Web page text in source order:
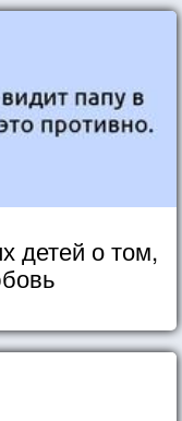
детей о том,